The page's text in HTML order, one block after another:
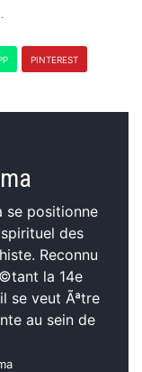
PINTEREST
se positionne
des
Reconnu
la 14e
se veut Ãªtre
au sein de